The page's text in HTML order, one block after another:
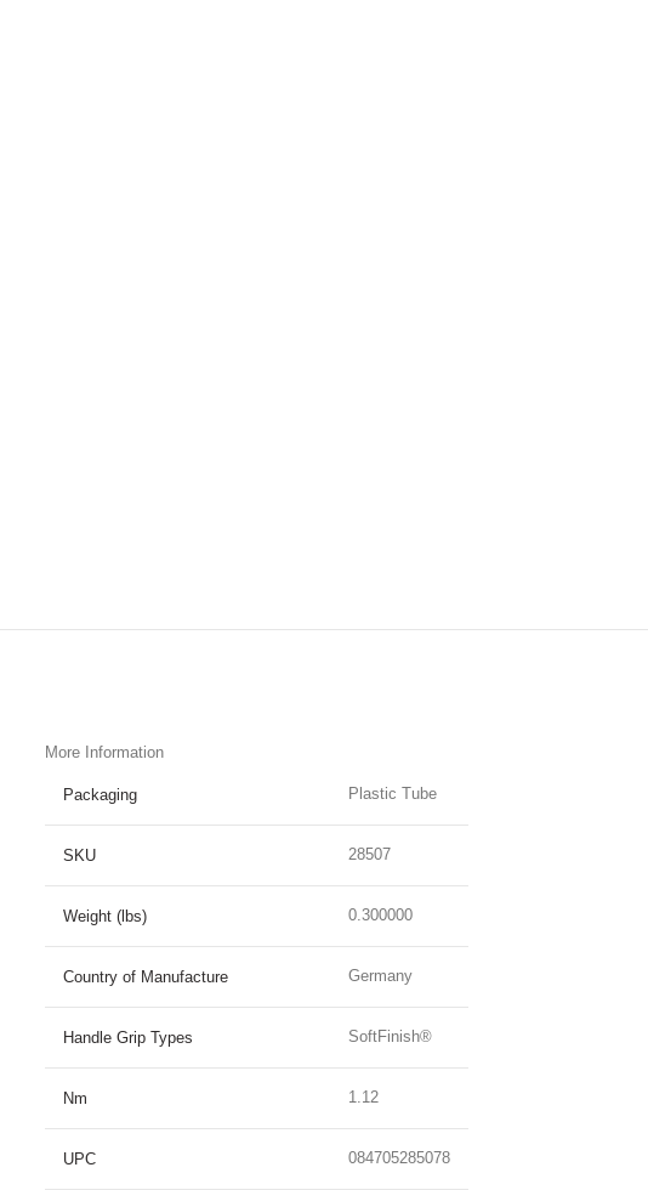
More Information
Packaging Plastic Tube
SKU 28507
Weight (lbs) 0.300000
Country of Manufacture Germany
Handle Grip Types SoftFinish®
Nm 1.12
UPC 084705285078